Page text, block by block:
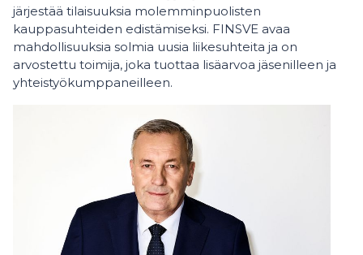
järjestää tilaisuuksia molemminpuolisten
kauppasuhteiden edistämiseksi. FINSVE avaa
mahdollisuuksia solmia uusia liikesuhteita ja on
arvostettu toimija, joka tuottaa lisäarvoa jäsenilleen ja
yhteistyökumppaneilleen.